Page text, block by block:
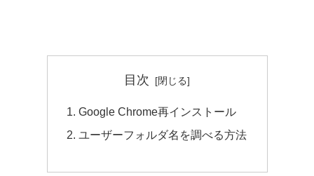
目次
Google Chrome再インストール
ユーザーフォルダ名を調べる方法